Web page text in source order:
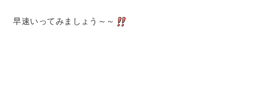
早速いってみましょう～～